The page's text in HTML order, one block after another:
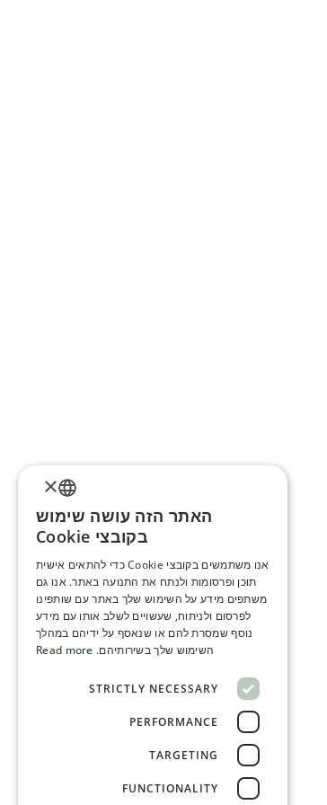
ENGLISH
SERBIA
HEBREW
RUSSIAN
SERBIAN-2
×
האתר הזה עושה שימוש
בקובצי Cookie
אנו משתמשים בקובצי Cookie כדי להתאים אישית
תוכן ופרסומות ולנתח את התנועה באתר. אנו גם
משתפים מידע על השימוש שלך באתר עם שותפינו
לפרסום ולניתוח, שעשויים לשלב אותו עם מידע
נוסף שמסרת להם או שנאסף על ידיהם במהלך
השימוש שלך בשירותיהם. Read more
STRICTLY NECESSARY
PERFORMANCE
TARGETING
FUNCTIONALITY